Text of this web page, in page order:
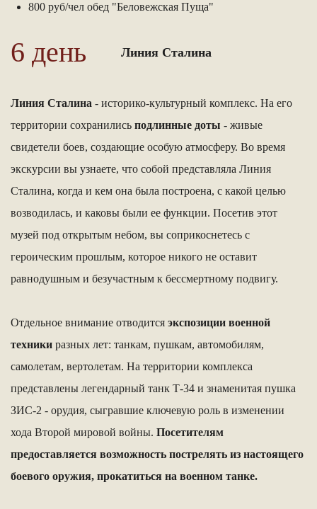
800 руб/чел обед "Беловежская Пуща"
6 день Линия Сталина
Линия Сталина - историко-культурный комплекс. На его
территории сохранились подлинные доты - живые
свидетели боев, создающие особую атмосферу. Во время
экскурсии вы узнаете, что собой представляла Линия
Сталина, когда и кем она была построена, с какой целью
возводилась, и каковы были ее функции. Посетив этот
музей под открытым небом, вы соприкоснетесь с
героическим прошлым, которое никого не оставит
равнодушным и безучастным к бессмертному подвигу.
Отдельное внимание отводится экспозиции военной
техники разных лет: танкам, пушкам, автомобилям,
самолетам, вертолетам. На территории комплекса
представлены легендарный танк Т-34 и знаменитая пушка
ЗИС-2 - орудия, сыгравшие ключевую роль в изменении
хода Второй мировой войны. Посетителям
предоставляется возможность пострелять из настоящего
боевого оружия, прокатиться на военном танке.